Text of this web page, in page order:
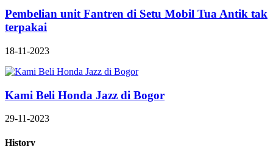
Pembelian unit Fantren di Setu Mobil Tua Antik tak
terpakai
18-11-2023
Kami Beli Honda Jazz di Bogor
29-11-2023
History